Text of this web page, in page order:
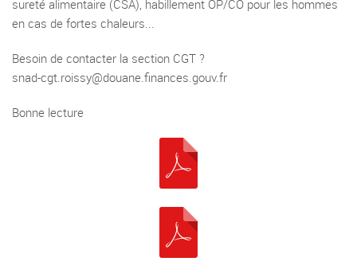
sureté alimentaire (CSA), habillement OP/CO pour les hommes
en cas de fortes chaleurs...
Besoin de contacter la section CGT ?
snad-cgt.roissy@douane.finances.gouv.fr
Bonne lecture